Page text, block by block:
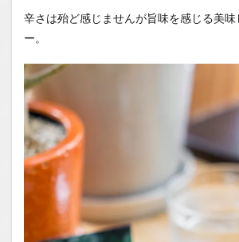
辛さは殆ど感じませんが旨味を感じる美
ー。